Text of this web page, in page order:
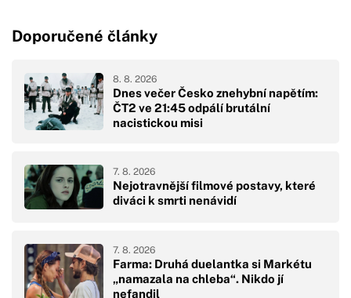
Doporučené články
Dnes večer Česko znehybní napětím:
ČT2 ve 21:45 odpálí brutální
nacistickou misi
8. 8. 2026
Nejotravnější filmové postavy, které
diváci k smrti nenávidí
7. 8. 2026
Farma: Druhá duelantka si Markétu
„namazala na chleba“. Nikdo jí
nefandil
7. 8. 2026